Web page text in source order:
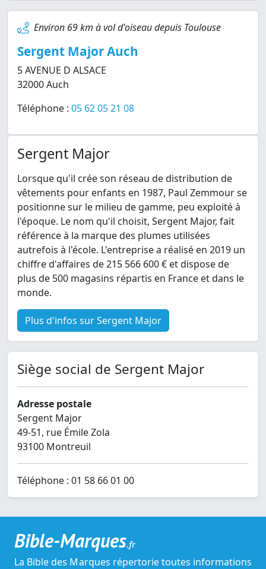
Environ 69 km à vol d'oiseau depuis Toulouse
Sergent Major Auch
5 AVENUE D ALSACE
32000 Auch
Téléphone : 05 62 05 21 08
Sergent Major
Lorsque qu'il crée son réseau de distribution de
vêtements pour enfants en 1987, Paul Zemmour se
positionne sur le milieu de gamme, peu exploité à
l'époque. Le nom qu'il choisit, Sergent Major, fait
référence à la marque des plumes utilisées
autrefois à l'école. L'entreprise a réalisé en 2019 un
chiffre d'affaires de 215 566 600 € et dispose de
plus de 500 magasins répartis en France et dans le
monde.
Plus d'infos sur Sergent Major
Siège social de Sergent Major
Adresse postale
Sergent Major
49-51, rue Émile Zola
93100 Montreuil
Téléphone : 01 58 66 01 00
Bible-Marques.fr
La Bible des Marques répertorie toutes informations